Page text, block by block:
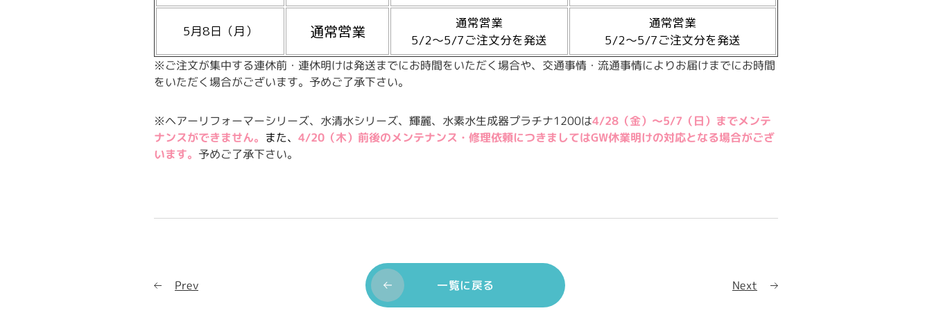
5月8日（月） 通常営業
通常営業
5/2～5/7ご注文分を発送
通常営業
5/2～5/7ご注文分を発送
※ご注文が集中する連休前・連休明けは発送までにお時間をいただく場合や、交通事情・流通事情によりお届けまでにお時間
をいただく場合がございます。予めご了承下さい。
※ヘアーリフォーマーシリーズ、水清水シリーズ、輝麗、水素水生成器プラチナ1200は4/28（金）～5/7（日）までメンテ
ナンスができません。 また、4/20（木）前後のメンテナンス・修理依頼につきましてはGW休業明けの対応となる場合がござ
います。 予めご了承下さい。
Prev 一覧に戻る Next